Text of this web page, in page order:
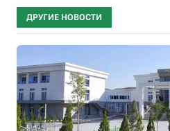
ДРУГИЕ НОВОСТИ